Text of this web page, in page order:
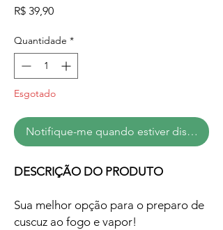
R$ 39,90Preço
Quantidade *
Esgotado
Notifique-me quando estiver disponível
DESCRIÇÃO DO PRODUTO
Sua melhor opção para o preparo de
cuscuz ao fogo e vapor!